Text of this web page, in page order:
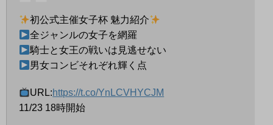
初公式主催女子杯 魅力紹介
全ジャンルの女子を網羅
騎士と女王の戦いは見逃せない
男女コンビそれぞれ輝く点
URL:https://t.co/YnLCVHYCJM
11/23 18時開始